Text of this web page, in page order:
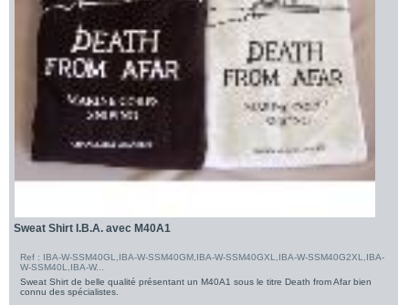
Sweat Shirt I.B.A. avec M40A1
Ref : IBA-W-SSM40GL,IBA-W-SSM40GM,IBA-W-SSM40GXL,IBA-W-SSM40G2XL,IBA-
W-SSM40L,IBA-W...
Sweat Shirt de belle qualité présentant un M40A1 sous le titre Death from Afar bien
connu des spécialistes.